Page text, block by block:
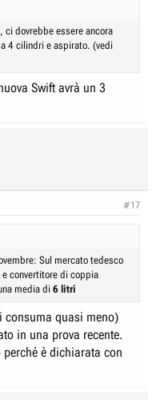
ci dovrebbe essere ancora
4 cilindri e aspirato. (vedi
Swift avrà un 3
#17
Sul mercato tedesco
convertitore di coppia
media di 6 litri
consuma quasi meno)
in una prova recente.
è dichiarata con